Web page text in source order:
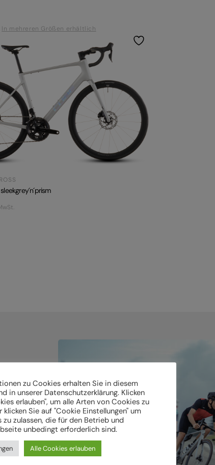
In mehreren Größen erhältlich
zu Cookies erhalten Sie in diesem
in unserer Datenschutzerklärung. Klicken
erlauben", um alle Arten von Cookies zu
Sie auf "Cookie Einstellungen" um
zu zulassen, die für den Betrieb und
unbedingt erforderlich sind.
Alle Cookies erlauben